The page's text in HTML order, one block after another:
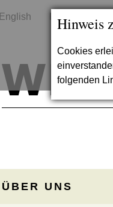
Hinweis
Cookies
folgenden
English
ÜBER UNS